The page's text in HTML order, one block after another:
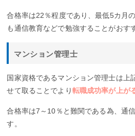
合格率は22％程度であり、最低5カ月
も通信教育などで勉強することがおす
マンション管理士
国家資格であるマンション管理士は上
せて取ることでより転職成功率が上が
合格率は7～10％と難関である為、通
す。